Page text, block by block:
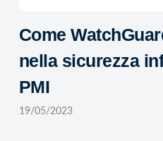
Come
nella sicurezza
PMI
19/05/2023